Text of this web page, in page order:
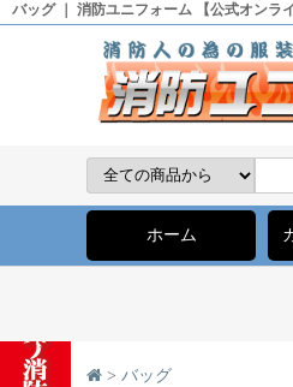
バッグ ｜ 消防ユニフォーム 【公式オンラ
ホーム
> バッグ